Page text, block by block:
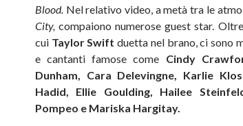
Blood. Nel relativo video, a metà tra le
City,compaiono numerose guest star.
cui Taylor Swiftduetta nel brano, ci sono
e cantanti famose come Cindy
Dunham, Cara Delevingne, Karlie
Hadid, Ellie Goulding, Hailee
Pompeo e Mariska Hargitay.